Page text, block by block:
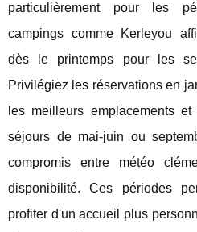
particulièrement pour les
campings comme Kerleyou
dès le printemps pour les
Privilégiez les réservations en
les meilleurs emplacements
séjours de mai-juin ou
compromis entre météo
disponibilité. Ces périodes
profiter d'un accueil plus